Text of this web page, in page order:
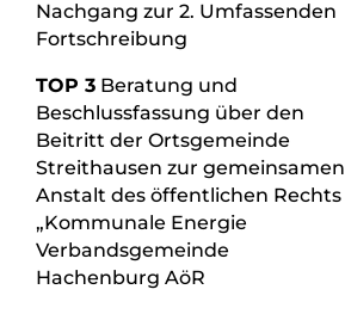
Nachgang zur 2. Umfassenden
Fortschreibung
TOP 3Beratung und
Beschlussfassung über den
Beitritt der Ortsgemeinde
Streithausen zur gemeinsamen
Anstalt des öffentlichen Rechts
„Kommunale Energie
Verbandsgemeinde
Hachenburg AöR